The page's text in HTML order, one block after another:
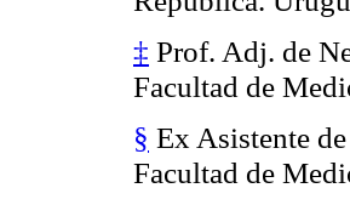
‡ Prof. Adj. de
Facultad de
§ Ex Asistente
Facultad de